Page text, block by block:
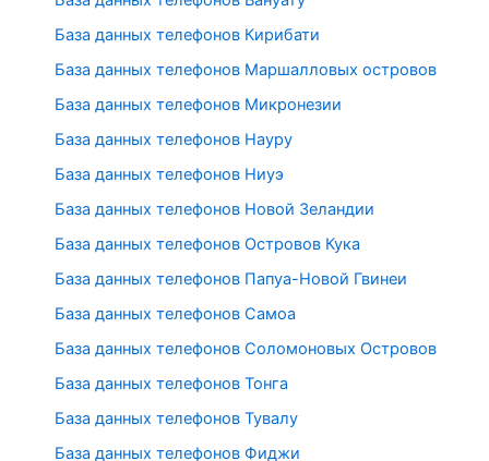
База данных телефонов Кирибати
База данных телефонов Маршалловых островов
База данных телефонов Микронезии
База данных телефонов Науру
База данных телефонов Ниуэ
База данных телефонов Новой Зеландии
База данных телефонов Островов Кука
База данных телефонов Папуа-Новой Гвинеи
База данных телефонов Самоа
База данных телефонов Соломоновых Островов
База данных телефонов Тонга
База данных телефонов Тувалу
База данных телефонов Фиджи